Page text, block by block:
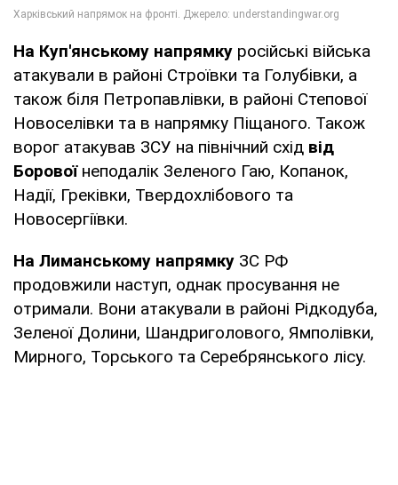
На Куп'янському напрямку російські війська
атакували в районі Строївки та Голубівки, а
також біля Петропавлівки, в районі Степової
Новоселівки та в напрямку Піщаного. Також
ворог атакував ЗСУ на північний схід від
Боровоїнеподалік Зеленого Гаю, Копанок,
Надії, Греківки, Твердохлібового та
Новосергіївки.
На Лиманському напрямку ЗС РФ
продовжили наступ, однак просування не
отримали. Вони атакували в районі Рідкодуба,
Зеленої Долини, Шандриголового, Ямполівки,
Мирного, Торського та Серебрянського лісу.